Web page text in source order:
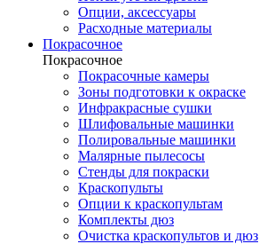
Опции, аксессуары
Расходные материалы
Покрасочное
Покрасочное
Покрасочные камеры
Зоны подготовки к окраске
Инфракрасные сушки
Шлифовальные машинки
Полировальные машинки
Малярные пылесосы
Стенды для покраски
Краскопульты
Опции к краскопультам
Комплекты дюз
Очистка краскопультов и дюз